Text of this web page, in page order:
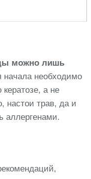
можно лишь
начала необходимо
а не
настои трав, да и
аллергенами.